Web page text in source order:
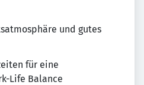
und gutes
für eine
Life Balance